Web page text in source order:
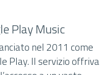
Play Music
nel 2011 come
Play. Il servizio offriva